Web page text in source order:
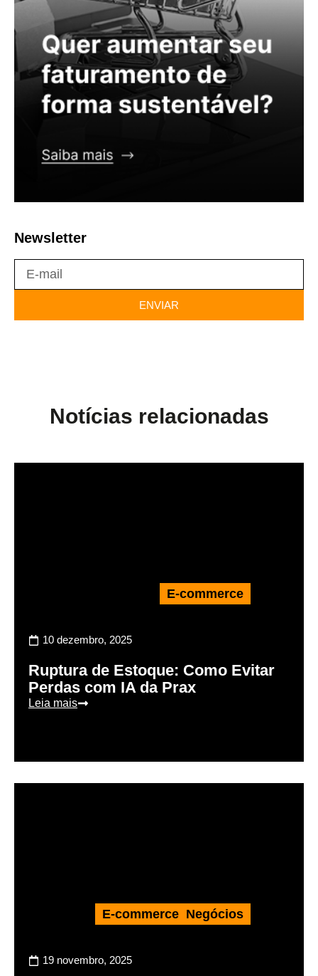
Newsletter
ENVIAR
Notícias relacionadas
E-commerce
10 dezembro, 2025
Ruptura de Estoque: Como Evitar
Perdas com IA da Prax
Leia mais
E-commerce, Negócios
19 novembro, 2025